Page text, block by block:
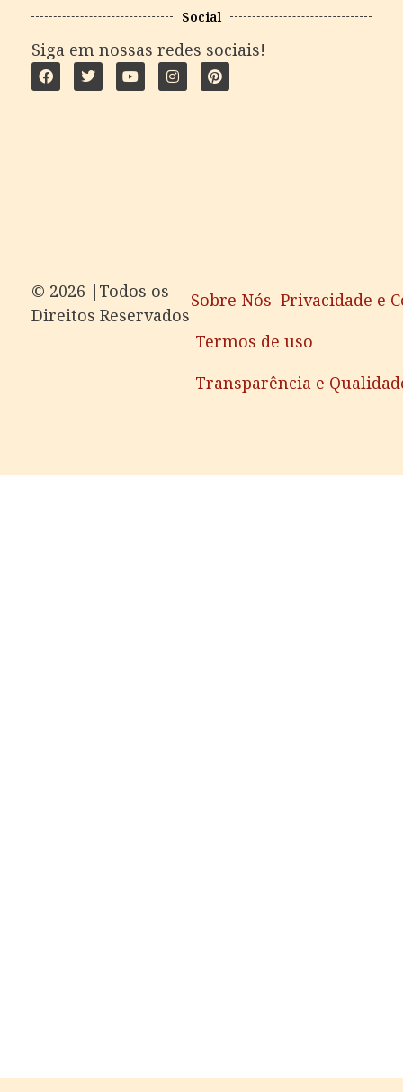
Social
Siga em nossas redes sociais!
©️ 2026 |Todos os
Direitos Reservados
Sobre Nós Privacidade e
Termos de uso
Transparência e